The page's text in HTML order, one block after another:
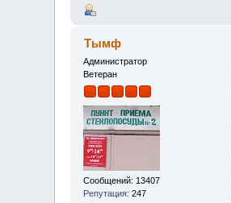
Тымф
Администратор
Ветеран
Сообщений: 13407
Репутация: 247